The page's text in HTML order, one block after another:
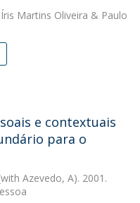
Íris Martins Oliveira & Paulo
e contextuais
para o
Azevedo, A). 2001.